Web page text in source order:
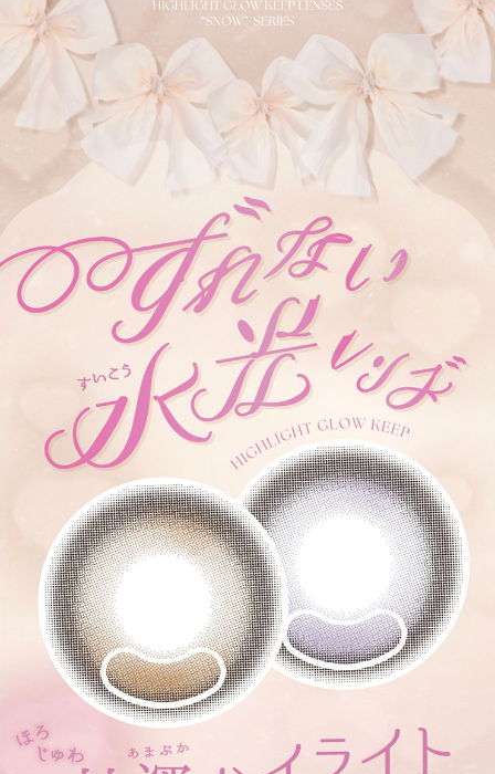
＜Cassis Brown カシスブラウン＞
ツヤ感×うるモテ♡
赤みのあるブラウンで、きゅんと甘酸っぱいうるモテ顔に。
＜Cream Pink クリームピンク＞
透け感×高発色♡
瞳に仕込む血色感、ふんわりキュートな甘い瞳に。
＜Milk Beige ミルクベージュ＞
ツヤ感×高発色♡
クリーミーなベージュでちゅるんとした愛されeye。
＜Pearl Gray パールグレー＞
ちゅるん×高発色♡
アンニュイな瞳を演出する、パールのような白っぽグレー。